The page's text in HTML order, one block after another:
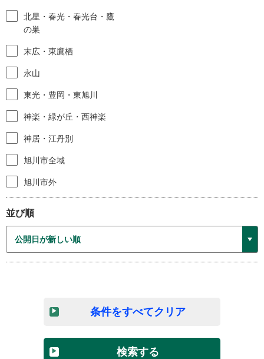
北星・春光・春光台・鷹
の巣
末広・東鷹栖
永山
東光・豊岡・東旭川
神楽・緑が丘・西神楽
神居・江丹別
旭川市全域
旭川市外
並び順
条件をすべてクリア
検索する